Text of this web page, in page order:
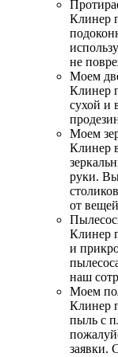
Клинер
не
Моем
Клинер
сухой и
Моем
Клинер
руки.
от
Клинер
и
наш
Моем
Клинер
пыль с
заявки.